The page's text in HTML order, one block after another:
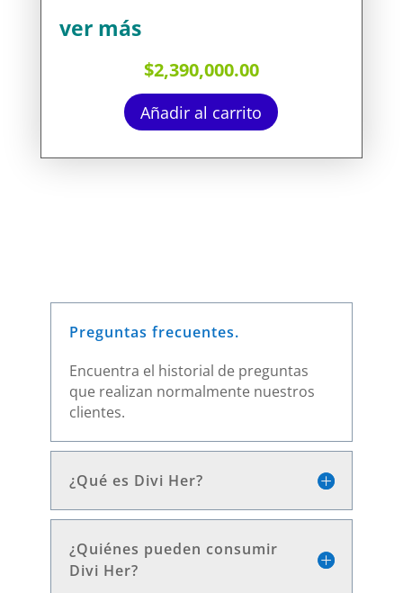
ver más
$2,390,000.00
Añadir al carrito
Preguntas frecuentes.
Encuentra el historial de preguntas
que realizan normalmente nuestros
clientes.
¿Qué es Divi Her?
¿Quiénes pueden consumir
Divi Her?